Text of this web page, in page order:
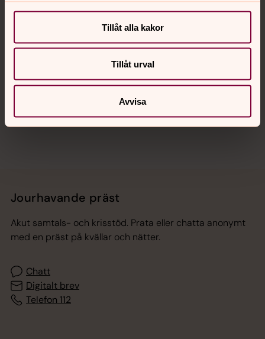
Tillåt alla kakor
Tillåt urval
Avvisa
Kalender
Jourhavande präst
Akut samtals- och krisstöd. Prata eller chatta anonymt
med en präst på kvällar och nätter.
Chatt
Digitalt brev
Telefon 112